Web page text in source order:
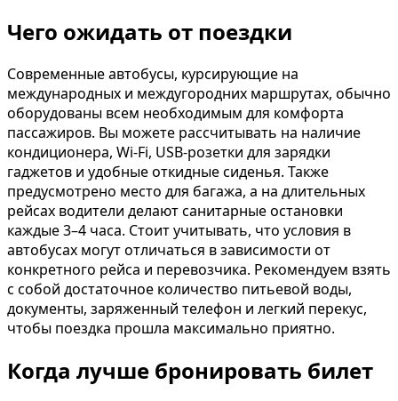
Чего ожидать от поездки
Современные автобусы, курсирующие на
международных и междугородних маршрутах, обычно
оборудованы всем необходимым для комфорта
пассажиров. Вы можете рассчитывать на наличие
кондиционера, Wi-Fi, USB-розетки для зарядки
гаджетов и удобные откидные сиденья. Также
предусмотрено место для багажа, а на длительных
рейсах водители делают санитарные остановки
каждые 3–4 часа. Стоит учитывать, что условия в
автобусах могут отличаться в зависимости от
конкретного рейса и перевозчика. Рекомендуем взять
с собой достаточное количество питьевой воды,
документы, заряженный телефон и легкий перекус,
чтобы поездка прошла максимально приятно.
Когда лучше бронировать билет